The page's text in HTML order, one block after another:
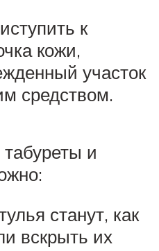
к
кожи,
участок
средством.
и
станут, как
вскрыть их